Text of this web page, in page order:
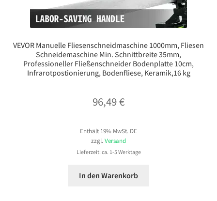
VEVOR Manuelle Fliesenschneidmaschine 1000mm, Fliesen
Schneidemaschine Min. Schnittbreite 35mm,
Professioneller Fließenschneider Bodenplatte 10cm,
Infrarotpostionierung, Bodenfliese, Keramik,16 kg
96,49€
Enthält 19% MwSt. DE
zzgl.Versand
Lieferzeit: ca. 1-5 Werktage
In den Warenkorb